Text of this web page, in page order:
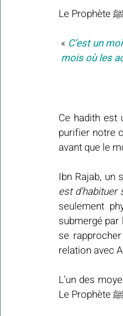
« C’est un
mois où les
Ce hadith est
purifier notre
avant que le
Ibn Rajab, un
est d’habituer
seulement
submergé par
se
relation avec
L’un des